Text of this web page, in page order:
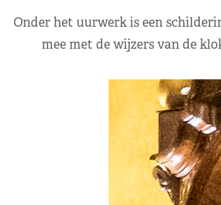
Onder het uurwerk is een
mee met de wijzers van de